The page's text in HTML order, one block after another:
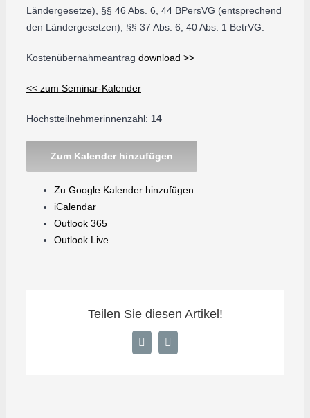
Ländergesetze), §§ 46 Abs. 6, 44 BPersVG (entsprechend
den Ländergesetzen), §§ 37 Abs. 6, 40 Abs. 1 BetrVG.
Kostenübernahmeantrag download >>
<< zum Seminar-Kalender
Höchstteilnehmerinnenzahl: 14
Zum Kalender hinzufügen
Zu Google Kalender hinzufügen
iCalendar
Outlook 365
Outlook Live
Teilen Sie diesen Artikel!
Facebook
E-
Mail